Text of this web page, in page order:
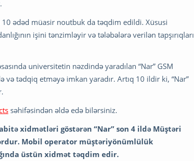
10 ədəd müasir noutbuk da təqdim edildi. Xüsusi
işini tənzimləyir və tələbələrə verilən tapşırıqları
universitetin nəzdində yaradılan “Nar” GSM
tədqiq etməyə imkan yaradır. Artıq 10 ildir ki, “Nar”
səhifəsindən əldə edə bilərsiniz.
xidmətləri göstərən “Nar” son 4 ildə Müştəri
Mobil operator müştəriyönümlülük
üstün xidmət təqdim edir.